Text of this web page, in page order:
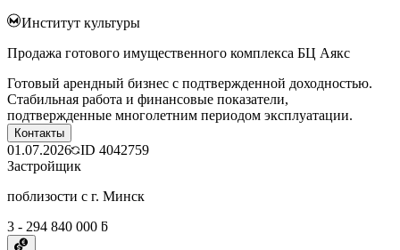
Институт культуры
Продажа готового имущественного комплекса БЦ Аякс
Готовый арендный бизнес с подтвержденной доходностью.
Стабильная работа и финансовые показатели,
подтвержденные многолетним периодом эксплуатации.
Контакты
01.07.2026 ID 4042759
Застройщик
поблизости с г. Минск
3 - 294 840 000 ƃ